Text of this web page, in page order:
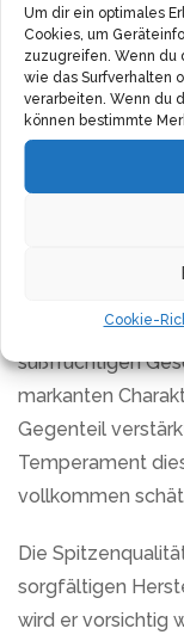
Um dir ein optimales
Cookies, um
zuzugreifen. Wenn du
wie das Surfverhalten
verarbeiten. Wenn du
können bestimmte
Cookie-
Die Bezeichnung
verknüpft mit
regenbringenden
dass diese
dieses Tees
sogar mit der
Lung Ching
süßfruchtigen
markanten
Gegenteil
Temperament
vollkommen
Die
sorgfältigen
wird er vorsichtig